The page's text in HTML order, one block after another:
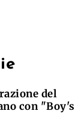
del
con "Boy's